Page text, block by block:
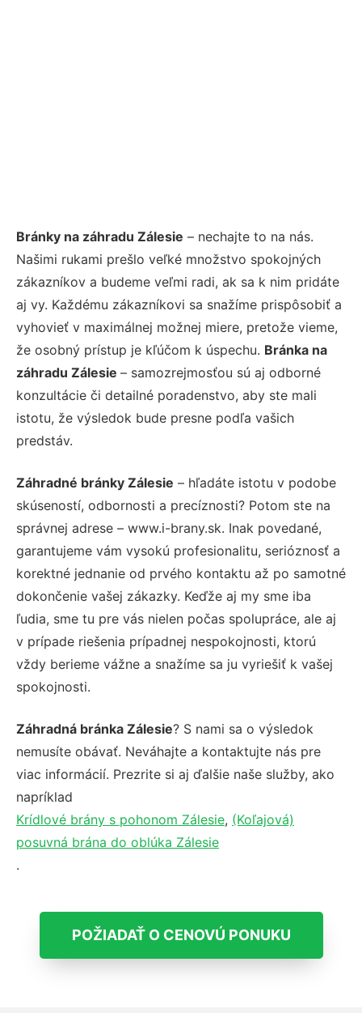
Bránky na záhradu Zálesie – nechajte to na nás.
Našimi rukami prešlo veľké množstvo spokojných
zákazníkov a budeme veľmi radi, ak sa k nim pridáte
aj vy. Každému zákazníkovi sa snažíme prispôsobiť a
vyhovieť v maximálnej možnej miere, pretože vieme,
že osobný prístup je kľúčom k úspechu. Bránka na
záhradu Zálesie – samozrejmosťou sú aj odborné
konzultácie či detailné poradenstvo, aby ste mali
istotu, že výsledok bude presne podľa vašich
predstáv.
Záhradné bránky Zálesie – hľadáte istotu v podobe
skúseností, odbornosti a precíznosti? Potom ste na
správnej adrese – www.i-brany.sk. Inak povedané,
garantujeme vám vysokú profesionalitu, serióznosť a
korektné jednanie od prvého kontaktu až po samotné
dokončenie vašej zákazky. Keďže aj my sme iba
ľudia, sme tu pre vás nielen počas spolupráce, ale aj
v prípade riešenia prípadnej nespokojnosti, ktorú
vždy berieme vážne a snažíme sa ju vyriešiť k vašej
spokojnosti.
Záhradná bránka Zálesie? S nami sa o výsledok
nemusíte obávať. Neváhajte a kontaktujte nás pre
viac informácií. Prezrite si aj ďalšie naše služby, ako
napríklad
Krídlové brány s pohonom Zálesie, (Koľajová)
posuvná brána do oblúka Zálesie
.
POŽIADAŤ O CENOVÚ PONUKU